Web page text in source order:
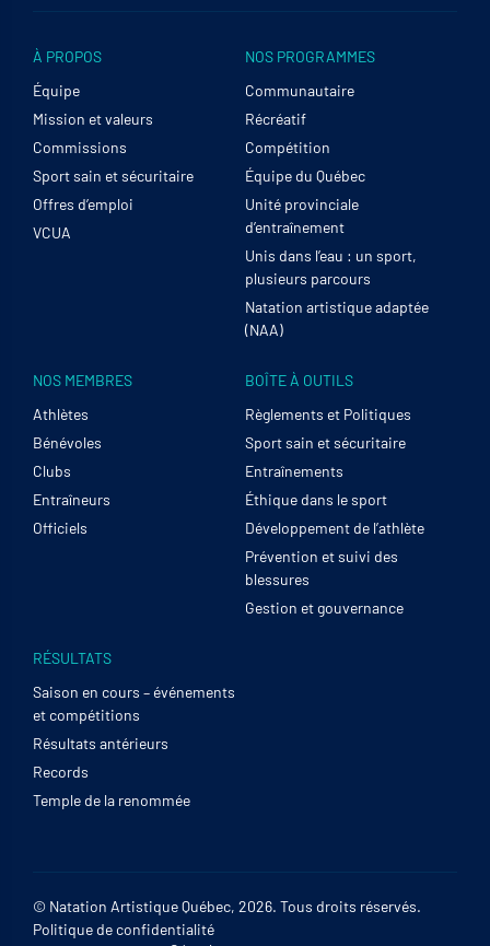
À PROPOS
Équipe
Mission et valeurs
Commissions
Sport sain et sécuritaire
Offres d’emploi
VCUA
NOS PROGRAMMES
Communautaire
Récréatif
Compétition
Équipe du Québec
Unité provinciale
d’entraînement
Unis dans l’eau : un sport,
plusieurs parcours
Natation artistique adaptée
(NAA)
NOS MEMBRES
Athlètes
Bénévoles
Clubs
Entraîneurs
Officiels
BOÎTE À OUTILS
Règlements et Politiques
Sport sain et sécuritaire
Entraînements
Éthique dans le sport
Développement de l’athlète
Prévention et suivi des
blessures
Gestion et gouvernance
RÉSULTATS
Saison en cours – événements
et compétitions
Résultats antérieurs
Records
Temple de la renommée
© Natation Artistique Québec, 2026. Tous droits réservés.
Politique de confidentialité